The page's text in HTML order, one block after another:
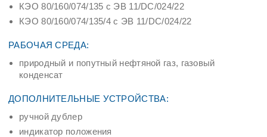
КЭО 80/160/074/135 с ЭВ 11/DC/024/22
КЭО 80/160/074/135/4 с ЭВ 11/DC/024/22
РАБОЧАЯ СРЕДА:
природный и попутный нефтяной газ, газовый
конденсат
ДОПОЛНИТЕЛЬНЫЕ УСТРОЙСТВА:
ручной дублер
индикатор положения